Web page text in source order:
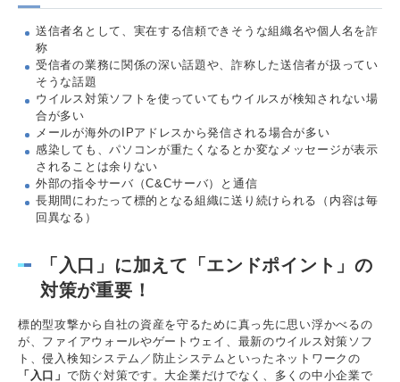
送信者名として、実在する信頼できそうな組織名や個人名を詐
称
受信者の業務に関係の深い話題や、詐称した送信者が扱ってい
そうな話題
ウイルス対策ソフトを使っていてもウイルスが検知されない場
合が多い
メールが海外のIPアドレスから発信される場合が多い
感染しても、パソコンが重たくなるとか変なメッセージが表示
されることは余りない
外部の指令サーバ（C&Cサーバ）と通信
長期間にわたって標的となる組織に送り続けられる（内容は毎
回異なる）
「入口」に加えて「エンドポイント」の
対策が重要！
標的型攻撃から自社の資産を守るために真っ先に思い浮かべるの
が、ファイアウォールやゲートウェイ、最新のウイルス対策ソフ
ト、侵入検知システム／防止システムといったネットワークの
「入口」 で防ぐ対策です。大企業だけでなく、多くの中小企業で